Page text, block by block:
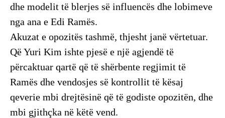
dhe modelit të blerjes së influencës dhe lobimeve
nga ana e Edi Ramës.
Akuzat e opozitës tashmë, thjesht janë vërtetuar.
Që Yuri Kim ishte pjesë e një agjendë të
përcaktuar qartë që të shërbente regjimit të
Ramës dhe vendosjes së kontrollit të kësaj
qeverie mbi drejtësinë që të godiste opozitën, dhe
mbi gjithçka në këtë vend.